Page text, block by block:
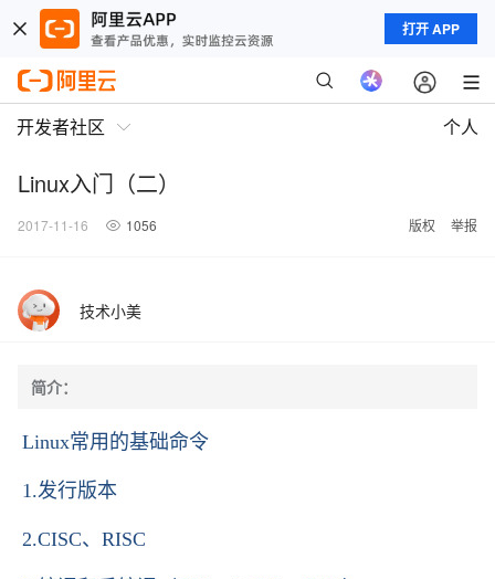
打开 APP
开发者社区 个人
Linux入门（二）
2017-11-16 1056 版权 举报
技术小美
简介：
Linux常用的基础命令
1.发行版本
2.CISC、RISC